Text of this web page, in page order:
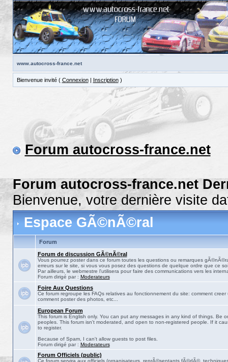
www.autocross-france.net
Bienvenue invité ( Connexion| Inscription)
Forum autocross-france.net
Forum autocross-france.net
Bienvenue, votre dernière visite
Espace GÃ©nÃ©ral
Forum
Forum de discussion GÃ©nÃ©ral
Vous pourrez poster dans ce forum toutes les questions ou remarques
erreurs sur le site, si vous vous posez des questions de quelque ordre que ce
Par ailleurs, le webmestre l'utilisera pour faire des communications vers les
Forum dirigé par : Moderateurs
Foire Aux Questions
Ce forum regroupe les FAQs relatives au fonctionnement du site: comment creer
comment poster des photos, etc...
European Forum
This forum is English only. You can put any messages in any kind of things. Be
peoples. This forum isn't moderated, and open to non-registered people. If it
to register.
Because of Spam, I can't allow guests to post files.
Forum dirigé par : Moderateurs
Forum Officiels (public)
Ce forum servira aux officiels (organisateurs, reprÃ©sentants fÃ©dÃ©,